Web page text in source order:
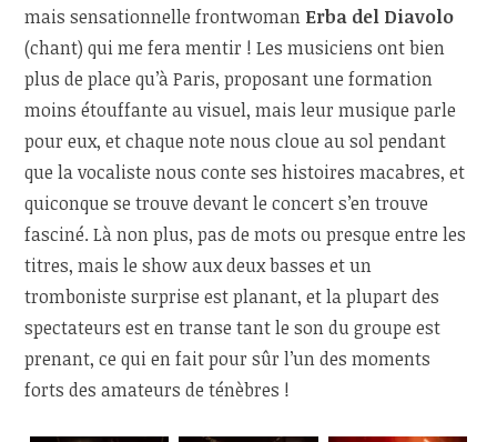
mais sensationnelle frontwoman Erba del Diavolo
(chant) qui me fera mentir ! Les musiciens ont bien
plus de place qu’à Paris, proposant une formation
moins étouffante au visuel, mais leur musique parle
pour eux, et chaque note nous cloue au sol pendant
que la vocaliste nous conte ses histoires macabres, et
quiconque se trouve devant le concert s’en trouve
fasciné. Là non plus, pas de mots ou presque entre les
titres, mais le show aux deux basses et un
tromboniste surprise est planant, et la plupart des
spectateurs est en transe tant le son du groupe est
prenant, ce qui en fait pour sûr l’un des moments
forts des amateurs de ténèbres !